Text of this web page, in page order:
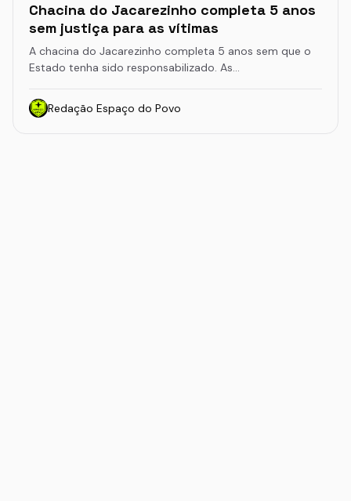
Chacina do Jacarezinho completa 5 anos
sem justiça para as vítimas
A chacina do Jacarezinho completa 5 anos sem que o
Estado tenha sido responsabilizado. As…
Redação Espaço do Povo